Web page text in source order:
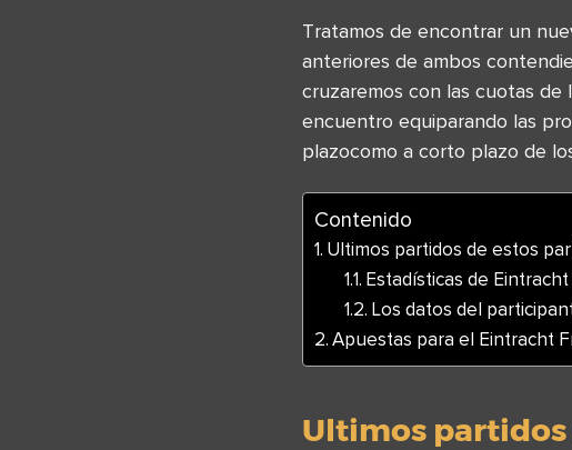
Tratamos de encontrar un
anteriores de ambos
cruzaremos con las cuotas de
encuentro equiparando las
plazocomo a corto plazo de
Contenido
Ultimos partidos de estos
Estadísticas de
Los datos del
Apuestas para el Eintracht
Ultimos